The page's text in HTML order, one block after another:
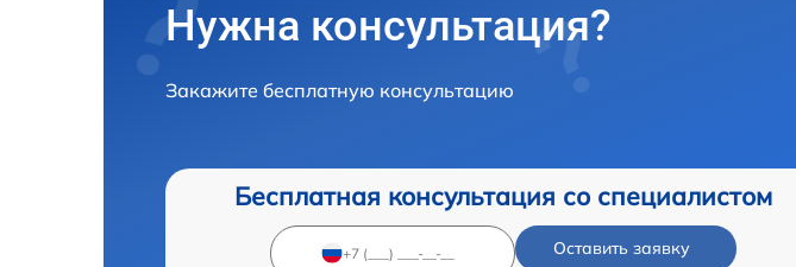
Нужна консультация?
Закажите бесплатную консультацию
Бесплатная консультация со специалистом
Оставить заявку